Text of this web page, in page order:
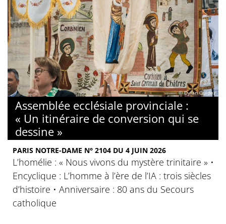
© Dylan Guidez
Assemblée ecclésiale provinciale :
« Un itinéraire de conversion qui se
dessine »
PARIS NOTRE-DAME N° 2104 DU 4 JUIN 2026
L’homélie : « Nous vivons du mystère trinitaire » •
Encyclique : L’homme à l’ère de l’IA : trois siècles
d’histoire • Anniversaire : 80 ans du Secours
catholique